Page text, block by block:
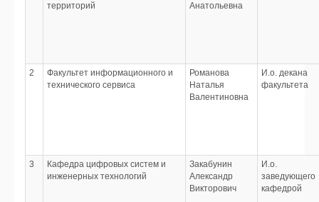
территорий
Анатольевна
2
Факультет информационного и
технического сервиса
Романова
Наталья
Валентиновна
И.о. декана
факультета
3
Кафедра цифровых систем и
инженерных технологий
Закабунин
Александр
Викторович
И.о.
заведующего
кафедрой